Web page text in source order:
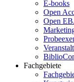
E-books
Open
Open
Fachgebiete